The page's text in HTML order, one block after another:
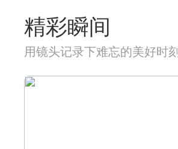
精彩瞬间
用镜头记录下难忘的美好时刻